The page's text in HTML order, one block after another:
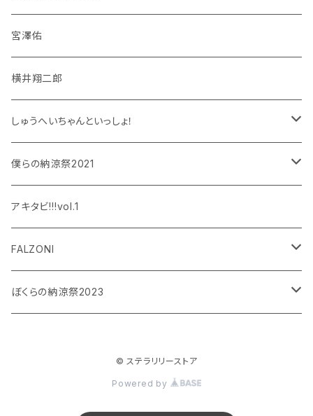
宮澤佑
横井翔二郎
しゅうへいちゃんといっしょ！
和泉宗兵
設楽銀河
平賀勇成
吉岡佑
僕らの納涼祭2021
和泉宗兵
神永圭佑
小波津亜廉
アキタビ!!!vol.1
FALZONI
笠間淳の黄昏古書堂
ぼくらの納涼祭2023
© ステラリリーストア
Powered by